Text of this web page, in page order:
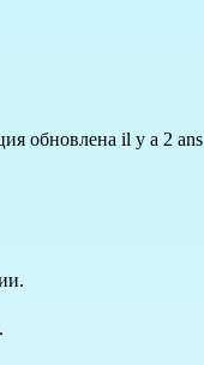
обновлена il y a 2 ans